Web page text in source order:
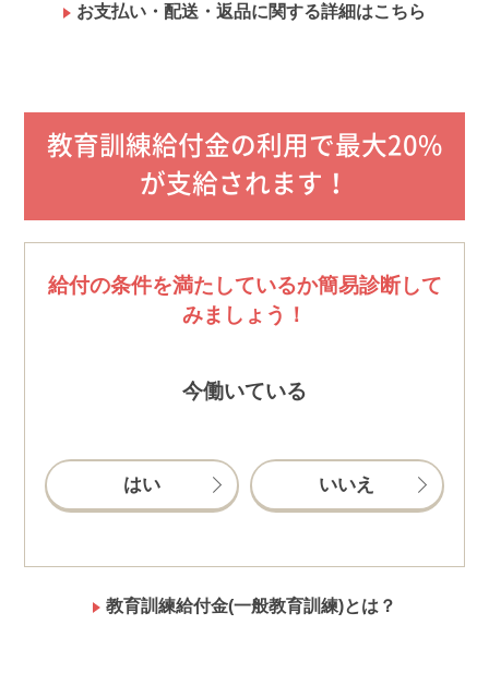
お支払い・配送・返品に関する詳細はこちら
教育訓練給付金の利用で最大20%
が支給されます！
給付の条件を満たしているか簡易診断して
みましょう！
今働いている
はい いいえ
教育訓練給付金(一般教育訓練)とは？